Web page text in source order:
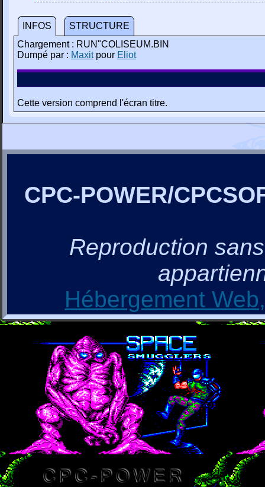
INFOS
STRUCTURE
Chargement : RUN"COLISEUM.BIN
Dumpé par : Maxitpour Eliot
Cette version comprend l'écran titre.
CPC-POWER/
Reproduction
Hébergement